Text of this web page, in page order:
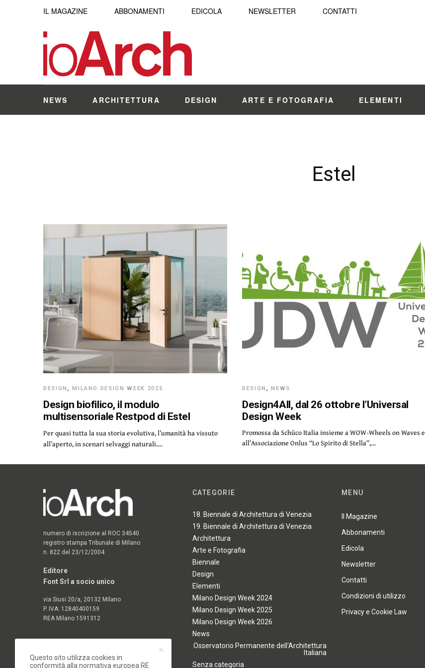
IL MAGAZINE ABBONAMENTI EDICOLA NEWSLETTER CONTATTI
NEWS ARCHITETTURA DESIGN ARTE E FOTOGRAFIA ELEMENTI
Estel
DESIGN ,MILANO DESIGN WEEK 2025
Design biofilico, il modulo
multisensoriale Restpod di Estel
Per quasi tutta la sua storia evolutiva, l’umanità ha vissuto
all’aperto, in scenari selvaggi naturali.…
DESIGN ,NEWS
Design4All, dal 26 ottobre l’Universal
Design Week
Promossa da Schüco Italia insieme a WOW-Wheels on Waves e
all’Associazione Onlus “Lo Spirito di Stella”,…
numero di iscrizione al ROC 34540
registro stampa Tribunale di Milano
n. 822 del 23/12/2004
Editore
Font Srl a socio unico
via Siusi 20/a, 20132 Milano
P. IVA: 12840400159
REA Milano 1591312
CATEGORIE
18. Biennale di Architettura di Venezia
19. Biennale di Architettura di Venezia
Architettura
Arte e Fotografia
Biennale
Design
Elementi
Milano Design Week 2024
Milano Design Week 2025
Milano Design Week 2026
News
Osservatorio Permanente dell'Architettura
Italiana
Senza categoria
MENU
Il Magazine
Abbonamenti
Edicola
Newsletter
Contatti
Condizioni di utilizzo
Privacy e Cookie Law
Questo sito utilizza cookies in
conformità alla normativa europea RE